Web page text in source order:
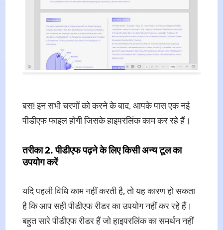
बस! इन सभी चरणों को करने के बाद, आपके पास एक नई
पीडीएफ फाइल होगी जिसके हाइपरलिंक काम कर रहे हैं।
तरीका 2. पीडीएफ पढ़ने के लिए किसी अन्य टूल का
उपयोग करें
यदि पहली विधि काम नहीं करती है, तो यह कारण हो सकता
है कि आप सही पीडीएफ रीडर का उपयोग नहीं कर रहे हैं।
बहुत सारे पीडीएफ रीडर हैं जो हाइपरलिंक का समर्थन नहीं